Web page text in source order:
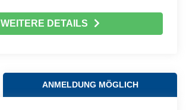
WEITERE DETAILS
ANMELDUNG MÖGLICH